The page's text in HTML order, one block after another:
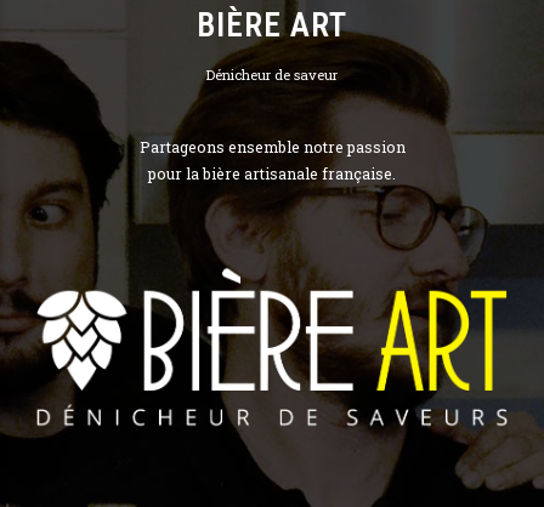
BIÈRE ART
Dénicheur de saveur
Partageons ensemble notre passion
pour la bière artisanale française.